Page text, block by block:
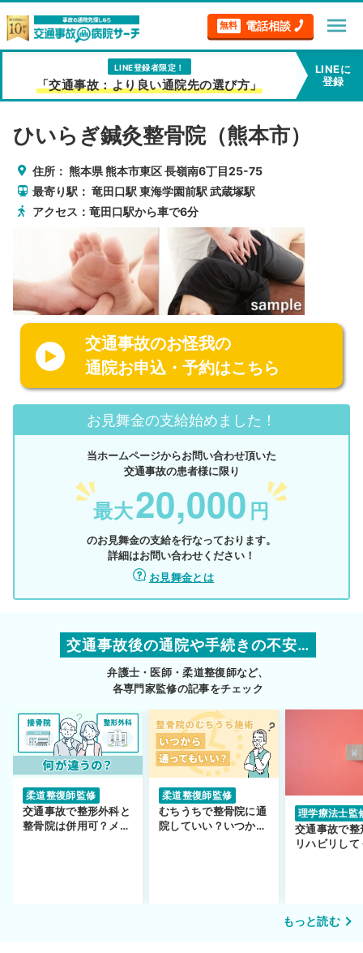
無料 電話相談 menu
LINE登録者限定！
「交通事故：より良い通院先の選び方」
LINEに
登録
ひいらぎ鍼灸整骨院（熊本市）
住所：熊本県熊本市東区長嶺南6丁目25-75
最寄り駅：竜田口駅 東海学園前駅 武蔵塚駅
アクセス：竜田口駅から車で6分
交通事故のお怪我の
通院お申込・予約はこちら
お見舞金の支給始めました！
当ホームページからお問い合わせ頂いた
交通事故の患者様に限り
最大20,000 円
のお見舞金の支給を行なっております。
詳細はお問い合わせください！
お見舞金とは
交通事故後の通院や手続きの不安…
弁護士・医師・柔道整復師など、
各専門家監修の記事をチェック
柔道整復師監修
交通事故で整形外科と
整骨院は併用可？メリ
柔道整復師監修
むちうちで整骨院に通
院していい？いつから
理学療法士監
交通事故で整
リハビリして
もっと読む